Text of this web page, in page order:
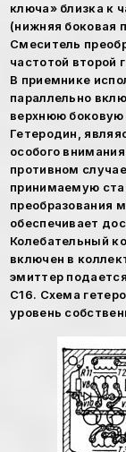
ключа» близка к
(нижняя боковая
Смеситель
частотой второй
В приемнике
параллельно
верхнюю боковую
Гетеродин,
особого
противном
принимаемую
преобразования
обеспечивает
Колебательный
включен в
эмиттер
С16. Схема
уровень